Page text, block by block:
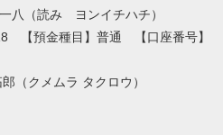
一八（読み ヨンイチハチ）
【預金種目】普通 【口座番号】
（クメムラ タクロウ）